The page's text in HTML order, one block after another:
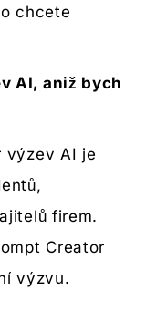
chcete
AI, aniž bych
výzev AI je
firem.
Creator
výzvu.